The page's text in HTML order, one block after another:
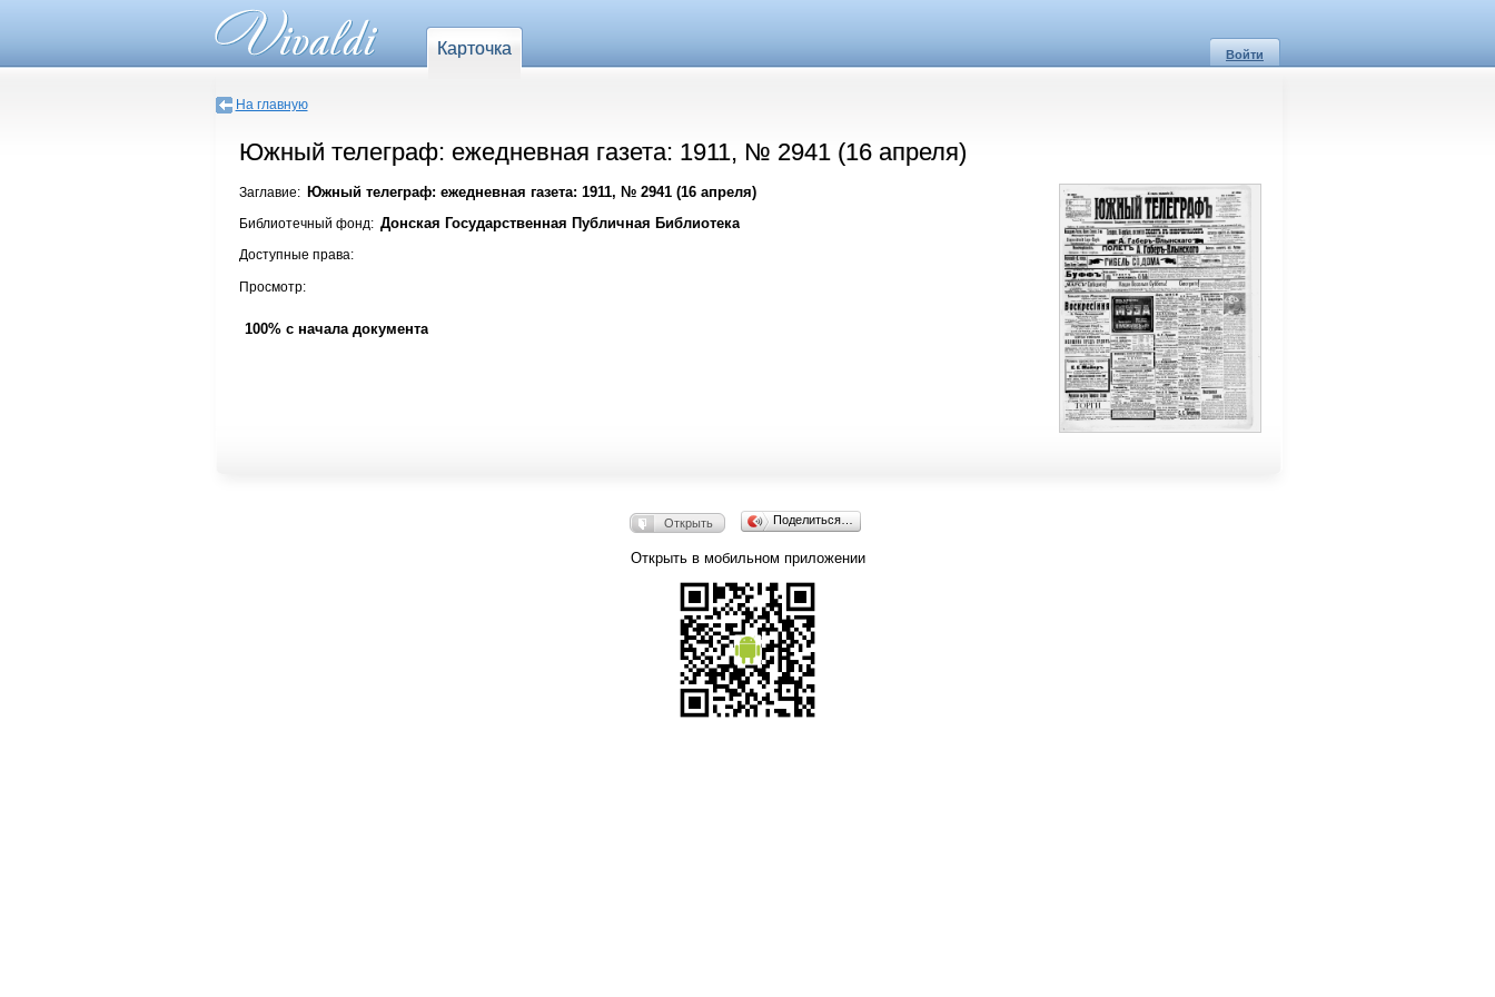
Карточка Войти
На главную
Южный телеграф: ежедневная газета: 1911, № 2941 (16 апреля)
Заглавие: Южный телеграф: ежедневная газета: 1911, № 2941 (16 апреля)
Библиотечный фонд: Донская Государственная Публичная Библиотека
Доступные права:
Просмотр:
100% с начала документа
Открыть Поделиться…
Открыть в мобильном приложении